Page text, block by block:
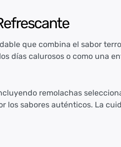
que combina el sabor
días calurosos o como una
remolachas
los sabores auténticos. La